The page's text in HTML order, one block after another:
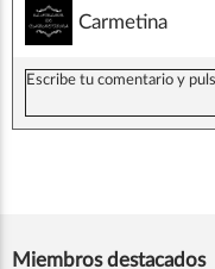
Carmetina
Miembros destacados